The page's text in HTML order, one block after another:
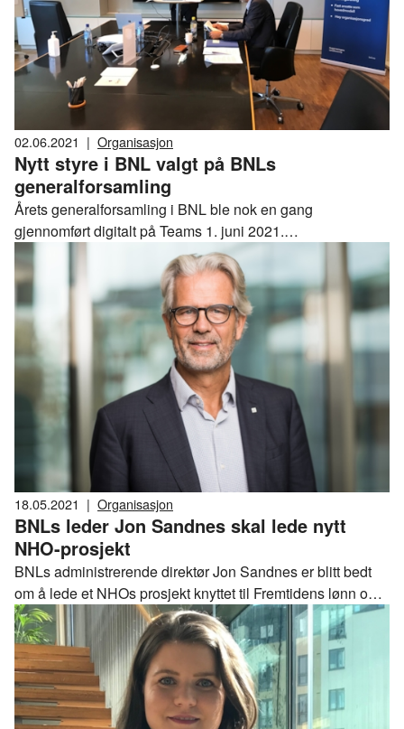
02.06.2021 | Organisasjon
Nytt styre i BNL valgt på BNLs
generalforsamling
Årets generalforsamling i BNL ble nok en gang
gjennomført digitalt på Teams 1. juni 2021.
Generalforsamlingen har blant annet valgt nytt styre.
18.05.2021 | Organisasjon
BNLs leder Jon Sandnes skal lede nytt
NHO-prosjekt
BNLs administrerende direktør Jon Sandnes er blitt bedt
om å lede et NHOs prosjekt knyttet til Fremtidens lønn og
tariff med oppstart 2. juni 2021. Sandnes fratrer dermed sin
stilling som adm.dir., og tiltrer nyopprettet stilling som
spesialrådgiver.